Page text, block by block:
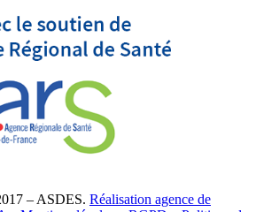
– ASDES. Réalisation agence de